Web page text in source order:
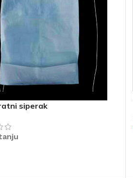
siperak